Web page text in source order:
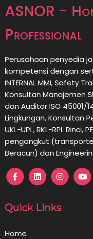
ASNOR -
Professional
Perusahaan penyedia
kompetensi dengan
INTERNAL MMI, Safety
Konsultan Manajemen
dan Auditor ISO 45001/
Lingkungan,Konsultan
UKL-UPL, RKL-RPL Rinci,
pengangkut
Beracun) dan
Quick Links
Home